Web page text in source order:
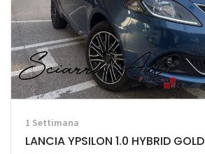
1 Settimana
LANCIA YPSILON 1.0 HYBRID GOLD